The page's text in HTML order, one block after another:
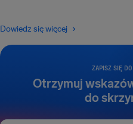
ZAPISZ SIĘ
Otrzymuj
do
Dowiedz się więcej